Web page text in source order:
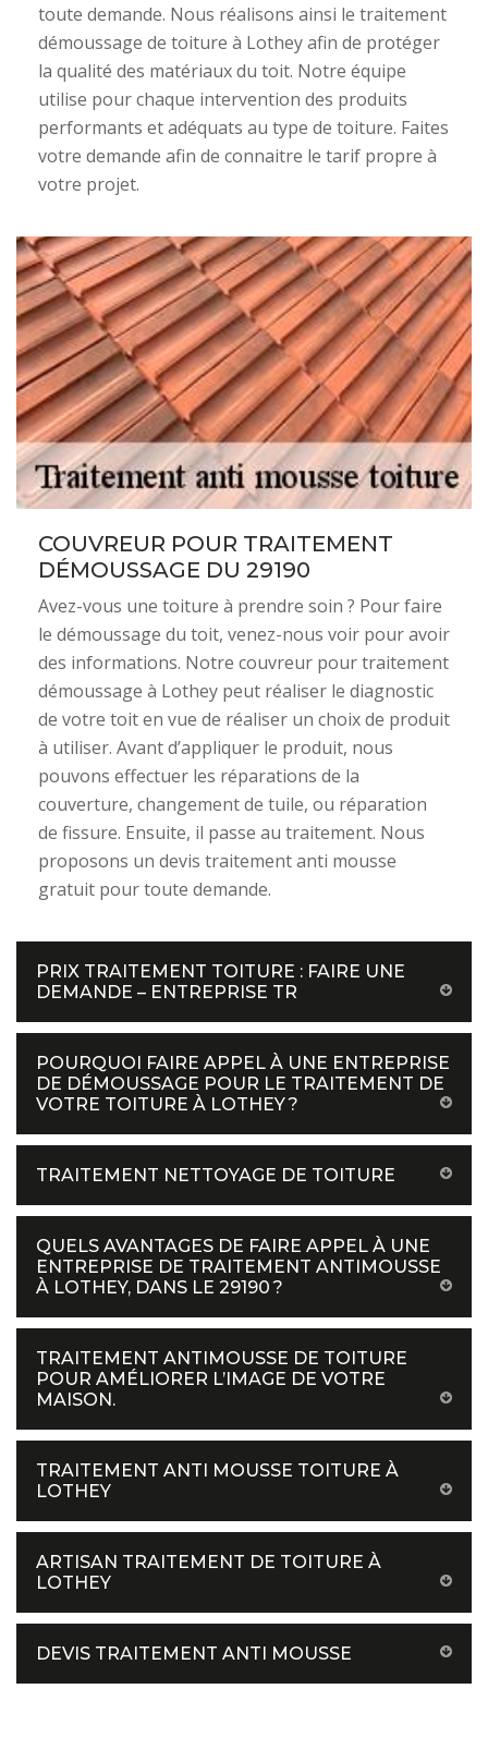
toute demande. Nous réalisons ainsi le traitement
démoussage de toiture à Lothey afin de protéger
la qualité des matériaux du toit. Notre équipe
utilise pour chaque intervention des produits
performants et adéquats au type de toiture. Faites
votre demande afin de connaitre le tarif propre à
votre projet.
COUVREUR POUR TRAITEMENT
DÉMOUSSAGE DU 29190
Avez-vous une toiture à prendre soin ? Pour faire
le démoussage du toit, venez-nous voir pour avoir
des informations. Notre couvreur pour traitement
démoussage à Lothey peut réaliser le diagnostic
de votre toit en vue de réaliser un choix de produit
à utiliser. Avant d’appliquer le produit, nous
pouvons effectuer les réparations de la
couverture, changement de tuile, ou réparation
de fissure. Ensuite, il passe au traitement. Nous
proposons un devis traitement anti mousse
gratuit pour toute demande.
PRIX TRAITEMENT TOITURE : FAIRE UNE
DEMANDE – ENTREPRISE TR
POURQUOI FAIRE APPEL À UNE ENTREPRISE
DE DÉMOUSSAGE POUR LE TRAITEMENT DE
VOTRE TOITURE À LOTHEY ?
TRAITEMENT NETTOYAGE DE TOITURE
QUELS AVANTAGES DE FAIRE APPEL À UNE
ENTREPRISE DE TRAITEMENT ANTIMOUSSE
À LOTHEY, DANS LE 29190 ?
TRAITEMENT ANTIMOUSSE DE TOITURE
POUR AMÉLIORER L’IMAGE DE VOTRE
MAISON.
TRAITEMENT ANTI MOUSSE TOITURE À
LOTHEY
ARTISAN TRAITEMENT DE TOITURE À
LOTHEY
DEVIS TRAITEMENT ANTI MOUSSE